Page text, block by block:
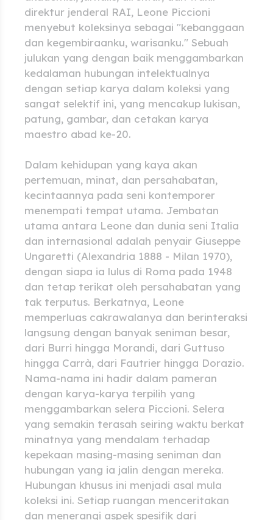
direktur jenderal RAI, Leone Piccioni
menyebut koleksinya sebagai "kebanggaan
dan kegembiraanku, warisanku." Sebuah
julukan yang dengan baik menggambarkan
kedalaman hubungan intelektualnya
dengan setiap karya dalam koleksi yang
sangat selektif ini, yang mencakup lukisan,
patung, gambar, dan cetakan karya
maestro abad ke-20.
Dalam kehidupan yang kaya akan
pertemuan, minat, dan persahabatan,
kecintaannya pada seni kontemporer
menempati tempat utama. Jembatan
utama antara Leone dan dunia seni Italia
dan internasional adalah penyair Giuseppe
Ungaretti (Alexandria 1888 - Milan 1970),
dengan siapa ia lulus di Roma pada 1948
dan tetap terikat oleh persahabatan yang
tak terputus. Berkatnya, Leone
memperluas cakrawalanya dan berinteraksi
langsung dengan banyak seniman besar,
dari Burri hingga Morandi, dari Guttuso
hingga Carrà, dari Fautrier hingga Dorazio.
Nama-nama ini hadir dalam pameran
dengan karya-karya terpilih yang
menggambarkan selera Piccioni. Selera
yang semakin terasah seiring waktu berkat
minatnya yang mendalam terhadap
kepekaan masing-masing seniman dan
hubungan yang ia jalin dengan mereka.
Hubungan khusus ini menjadi asal mula
koleksi ini. Setiap ruangan menceritakan
dan menerangi aspek spesifik dari